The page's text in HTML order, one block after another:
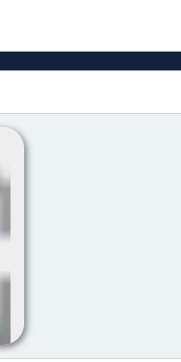
Signalétique entreprise
Plaques pour boîtes aux lettres